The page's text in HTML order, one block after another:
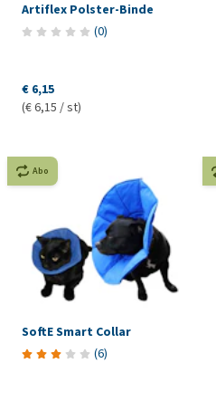
Artiflex Polster-Binde
(0)
€ 6,15
(€ 6,15 / st)
Abo
SoftE Smart Collar
(6)